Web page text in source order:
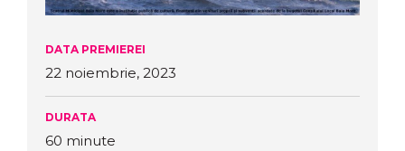
DATA PREMIEREI
22 noiembrie, 2023
DURATA
60 minute